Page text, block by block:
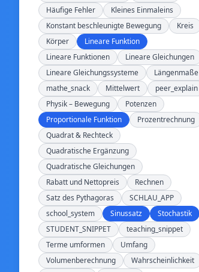
Häufige Fehler
Kleines Einmaleins
Konstant beschleunigte Bewegung
Kreis
Körper
Lineare Funktion
Lineare Funktionen
Lineare Gleichungen
Lineare Gleichungssysteme
Längenmaße
mathe_snack
Mittelwert
peer_explain
Physik – Bewegung
Potenzen
Proportionale Funktion
Prozentrechnung
Quadrat & Rechteck
Quadratische Ergänzung
Quadratische Gleichungen
Rabatt und Nettopreis
Rechnen
Satz des Pythagoras
SCHLAU_APP
school_system
Sinussatz
Stochastik
STUDENT_SNIPPET
teaching_snippet
Terme umformen
Umfang
Volumenberechnung
Wahrscheinlichkeit